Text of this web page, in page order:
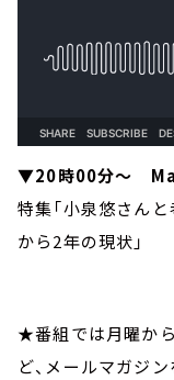
▼20時00分～
特集「小泉悠さん
から2年の現状」
★番組では月曜か
ど、メールマガジ